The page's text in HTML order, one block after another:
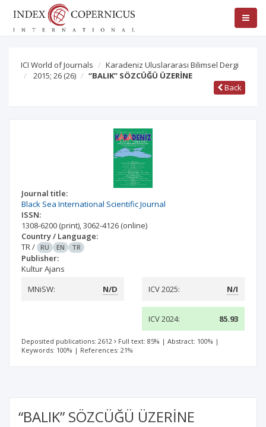
ICI World of Journals
Karadeniz Uluslararası Bilimsel Dergi
2015; 26 (26)
“BALIK” SÖZCÜĞÜ ÜZERİNE
Back
Journal title:
Black Sea International Scientific Journal
ISSN:
1308-6200 (print),3062-4126 (online)
Country / Language:
TR/ RU EN TR
Publisher:
Kultur Ajans
MNiSW:
N/D ICV 2025: N/I
ICV 2024: 85.93
Deposited publications: 2612 Full text: 85% | Abstract: 100% |
Keywords: 100% | References: 21%
“BALIK” SÖZCÜĞÜ ÜZERİNE